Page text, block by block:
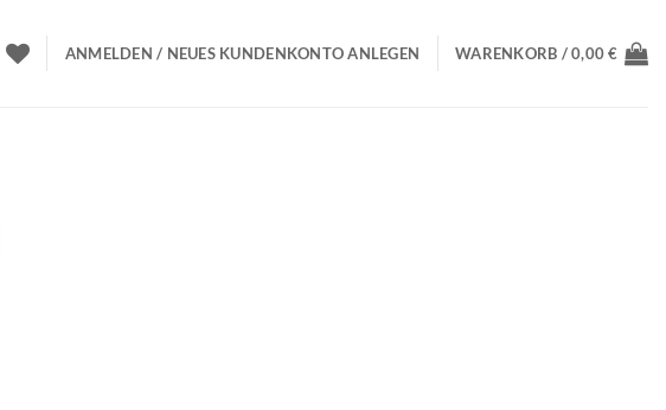
ANMELDEN / NEUES KUNDENKONTO ANLEGEN WARENKORB /0,00€